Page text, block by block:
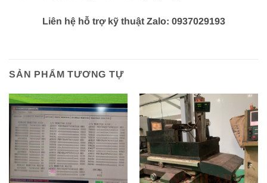
Liên hệ hỗ trợ kỹ thuật Zalo: 0937029193
SẢN PHẨM TƯƠNG TỰ